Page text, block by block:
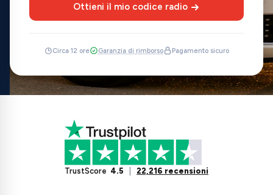
Ottieni il mio codice radio
Circa 12 ore Garanzia di rimborso Pagamento sicuro
TrustScore 4.5 22,216 recensioni